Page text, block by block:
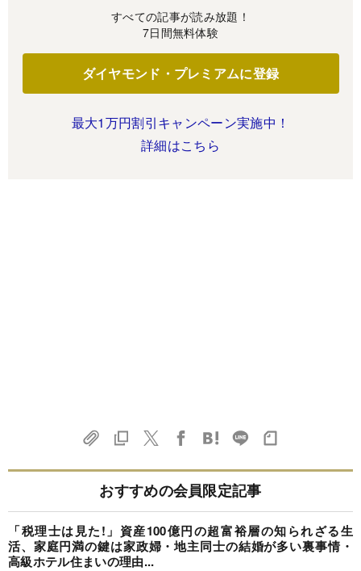
すべての記事が読み放題！
7日間無料体験
ダイヤモンド・プレミアムに登録
最大1万円割引キャンペーン実施中！
詳細はこちら
おすすめの会員限定記事
「税理士は見た!」資産100億円の超富裕層の知られざる生
活、家庭円満の鍵は家政婦・地主同士の結婚が多い裏事情・
高級ホテル住まいの理由...